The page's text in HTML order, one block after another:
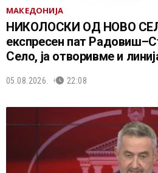
МАКЕДОНИЈА
НИКОЛОСКИ ОД НОВО
експресен пат
Село, ја отворивме и
05.08.2026. 22:08